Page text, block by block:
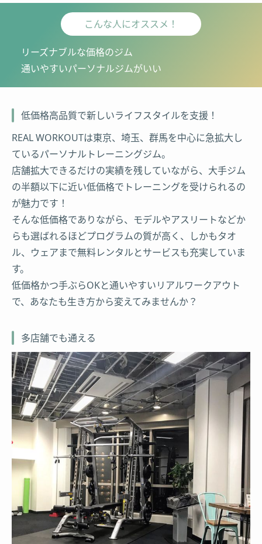
こんな人にオススメ！
リーズナブルな価格のジム
通いやすいパーソナルジムがいい
低価格高品質で新しいライフスタイルを支援！
REAL WORKOUTは東京、埼玉、群馬を中心に急拡大し
ているパーソナルトレーニングジム。
店舗拡大できるだけの実績を残していながら、大手ジム
の半額以下に近い低価格でトレーニングを受けられるの
が魅力です！
そんな低価格でありながら、モデルやアスリートなどか
らも選ばれるほどプログラムの質が高く、しかもタオ
ル、ウェアまで無料レンタルとサービスも充実していま
す。
低価格かつ手ぶらOKと通いやすいリアルワークアウト
で、あなたも生き方から変えてみませんか？
多店舗でも通える